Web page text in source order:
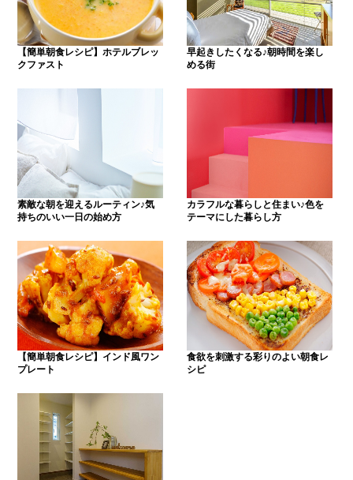
【簡単朝食レシピ】ホテルブレッ
クファスト
早起きしたくなる♪朝時間を楽し
める街
素敵な朝を迎えるルーティン♪気
持ちのいい一日の始め方
カラフルな暮らしと住まい♪色を
テーマにした暮らし方
【簡単朝食レシピ】インド風ワン
プレート
食欲を刺激する彩りのよい朝食レ
シピ